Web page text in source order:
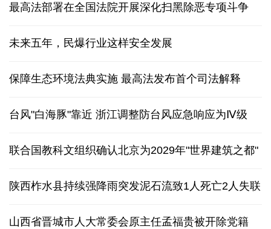
最高法部署在全国法院开展深化扫黑除恶专项斗争
未来五年，民爆行业这样安全发展
保障生态环境法典实施 最高法发布首个司法解释
台风"白海豚"靠近 浙江调整防台风应急响应为Ⅳ级
联合国教科文组织确认北京为2029年"世界建筑之都"
陕西柞水县持续强降雨突发泥石流致1人死亡2人失联
山西省晋城市人大常委会原主任孟福贵被开除党籍